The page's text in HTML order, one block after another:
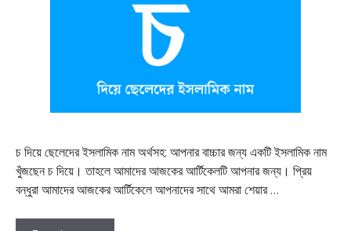
চ দিয়ে ছেলেদের ইসলামিক নাম অর্থসহ: আপনার বাচ্চার জন্য একটি ইসলামিক নাম
খুঁজছেন চ দিয়ে। তাহলে আমাদের আজকের আর্টিকেলটি আপনার জন্য। প্রিয়
বন্ধুরা আমাদের আজকের আর্টিকেলে আপনাদের সাথে আমরা শেয়ার …